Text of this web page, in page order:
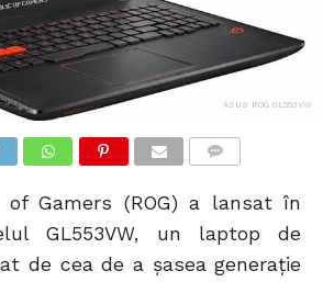
ASUS ROG GL553VW
of Gamers (ROG) a lansat în
GL553VW, un laptop de
de cea de a șasea generație